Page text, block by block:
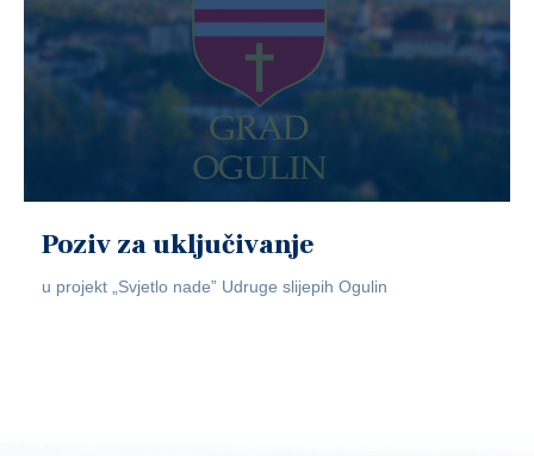
Poziv za uključivanje
u projekt „Svjetlo nade” Udruge slijepih Ogulin